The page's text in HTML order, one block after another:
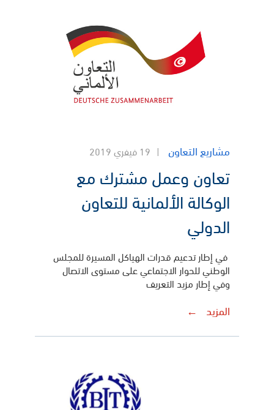
مشاريع التعاون 19 فيفري 2019
تعاون وعمل مشترك مع
الوكالة الألمانية للتعاون
الدولي
في إطار تدعيم قدرات الهياكل المسيرة للمجلس
الوطني للحوار الاجتماعي على مستوى الاتصال
وفي إطار مزيد التعريف
المزيد